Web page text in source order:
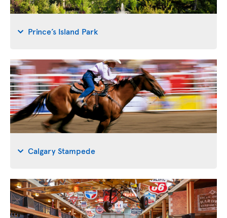
Prince’s Island Park
Calgary Stampede